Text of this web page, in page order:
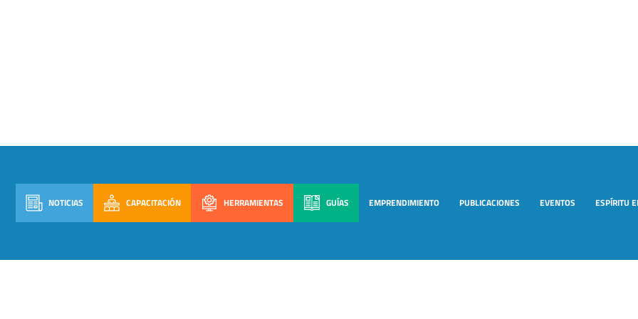
NOTICIAS CAPACITACIÓN HERRAMIENTAS GUÍAS EMPRENDIMIENTO PUBLICACIONES EVENTOS ESPÍRITU